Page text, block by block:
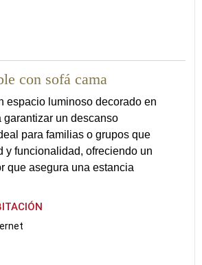
con sofá cama
espacio luminoso decorado en
garantizar un descanso
para familias o grupos que
y funcionalidad, ofreciendo un
que asegura una estancia